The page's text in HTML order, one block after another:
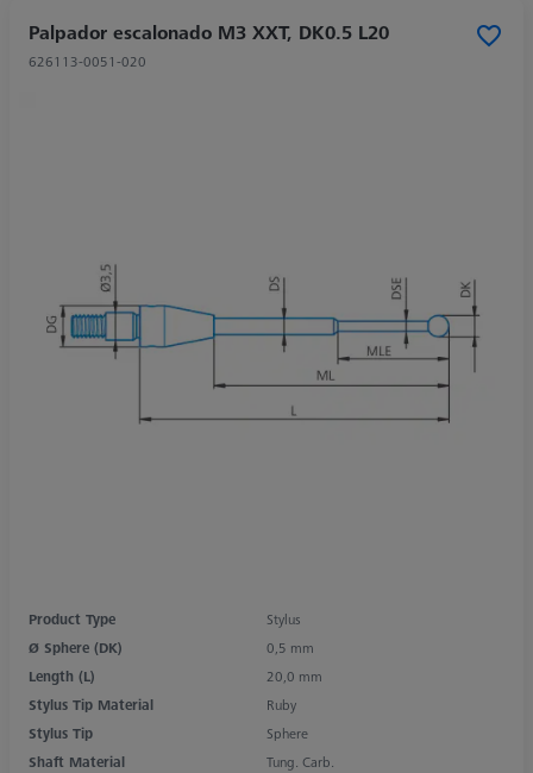
Palpador escalonado M3 XXT, DK0.5 L20
626113-0051-020
Product Type
Stylus
Ø Sphere (DK)
0,5 mm
Length (L)
20,0 mm
Stylus Tip Material
Ruby
Stylus Tip
Sphere
Shaft Material
Tung. Carb.